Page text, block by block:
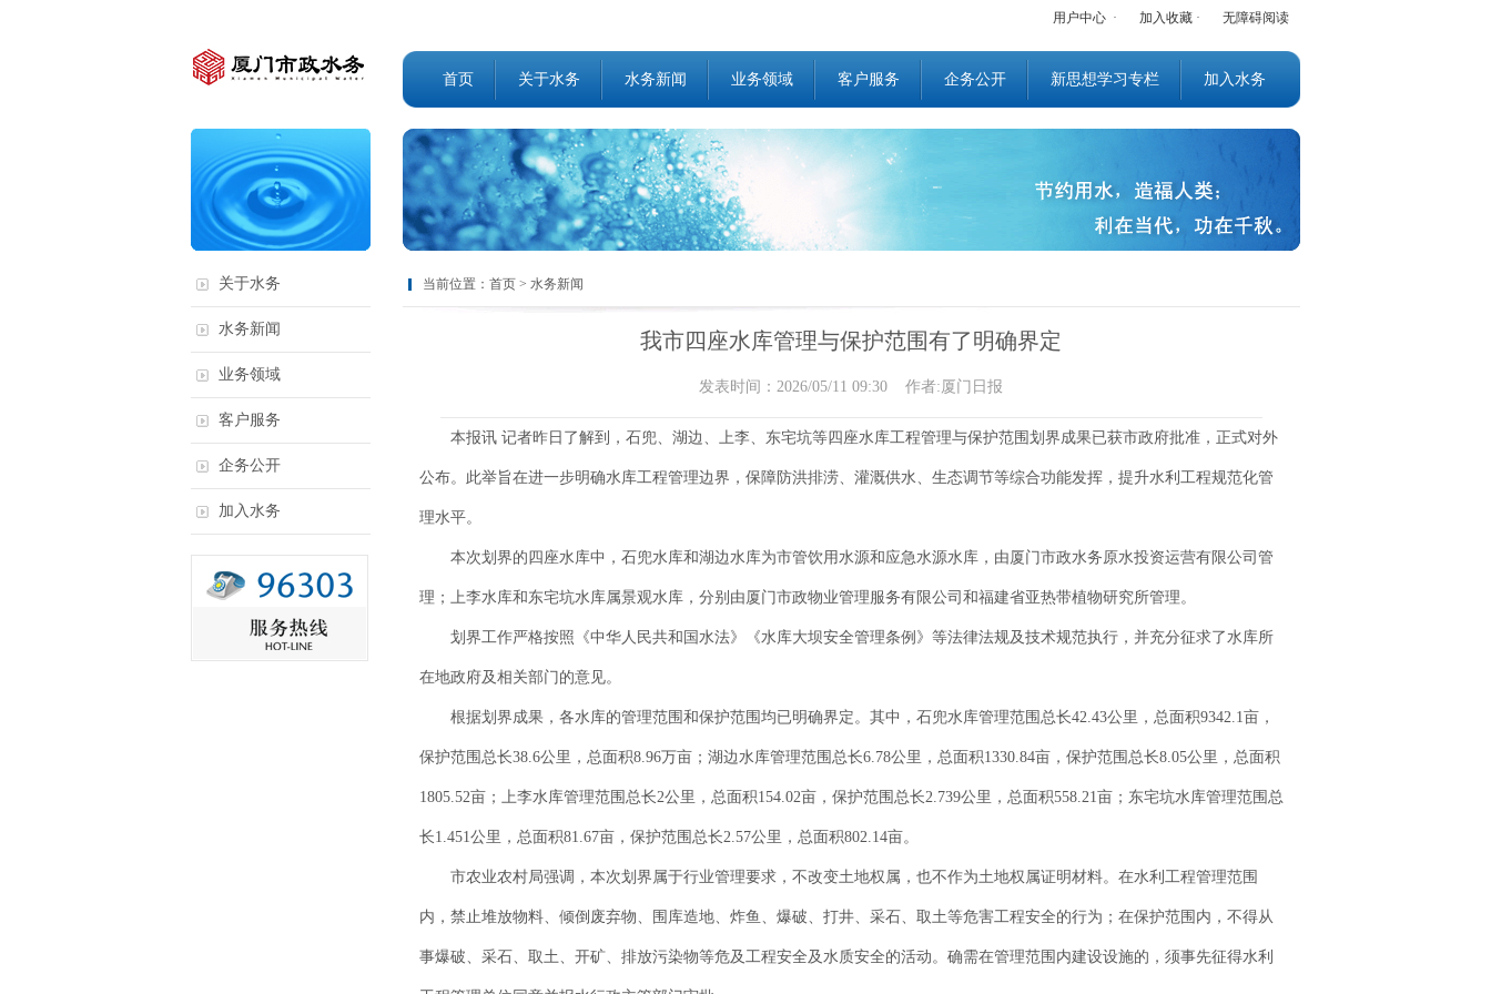
用户中心 · 加入收藏 · 无障碍阅读
首页 关于水务 水务新闻 业务领域 客户服务 企务公开 新思想学习专栏 加入水务
关于水务
水务新闻
业务领域
客户服务
企务公开
加入水务
当前位置： 首页 > 水务新闻
我市四座水库管理与保护范围有了明确界定
发表时间：2026/05/11 09:30 作者:厦门日报
本报讯 记者昨日了解到，石兜、湖边、上李、东宅坑等四座水库工程管理与保护范围划界成果已获市政府批准，正式对外
公布。此举旨在进一步明确水库工程管理边界，保障防洪排涝、灌溉供水、生态调节等综合功能发挥，提升水利工程规范化管
理水平。
本次划界的四座水库中，石兜水库和湖边水库为市管饮用水源和应急水源水库，由厦门市政水务原水投资运营有限公司管
理；上李水库和东宅坑水库属景观水库，分别由厦门市政物业管理服务有限公司和福建省亚热带植物研究所管理。
划界工作严格按照《中华人民共和国水法》《水库大坝安全管理条例》等法律法规及技术规范执行，并充分征求了水库所
在地政府及相关部门的意见。
根据划界成果，各水库的管理范围和保护范围均已明确界定。其中，石兜水库管理范围总长42.43公里，总面积9342.1亩，
保护范围总长38.6公里，总面积8.96万亩；湖边水库管理范围总长6.78公里，总面积1330.84亩，保护范围总长8.05公里，总面积
1805.52亩；上李水库管理范围总长2公里，总面积154.02亩，保护范围总长2.739公里，总面积558.21亩；东宅坑水库管理范围总
长1.451公里，总面积81.67亩，保护范围总长2.57公里，总面积802.14亩。
市农业农村局强调，本次划界属于行业管理要求，不改变土地权属，也不作为土地权属证明材料。在水利工程管理范围
内，禁止堆放物料、倾倒废弃物、围库造地、炸鱼、爆破、打井、采石、取土等危害工程安全的行为；在保护范围内，不得从
事爆破、采石、取土、开矿、排放污染物等危及工程安全及水质安全的活动。确需在管理范围内建设设施的，须事先征得水利